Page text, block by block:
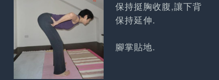
保持挺胸收腹,讓下背
保持延伸.
腳掌貼地.